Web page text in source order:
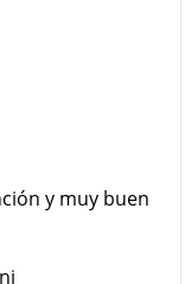
y muy buen